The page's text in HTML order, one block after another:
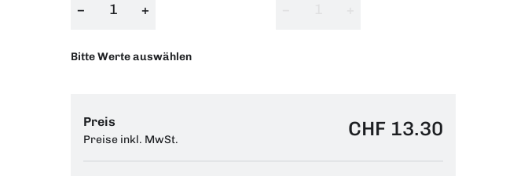
− +
Bitte Werte auswählen
Preis
Preise inkl. MwSt. CHF 13.30